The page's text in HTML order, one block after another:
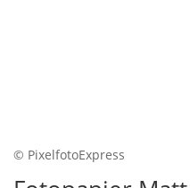
© PixelfotoExpress